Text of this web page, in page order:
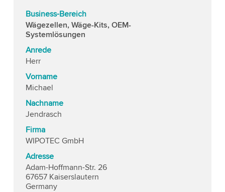
Business-Bereich
Wägezellen, Wäge-Kits, OEM-
Systemlösungen
Anrede
Herr
Vorname
Michael
Nachname
Jendrasch
Firma
WIPOTEC GmbH
Adresse
Adam-Hoffmann-Str. 26
67657 Kaiserslautern
Germany